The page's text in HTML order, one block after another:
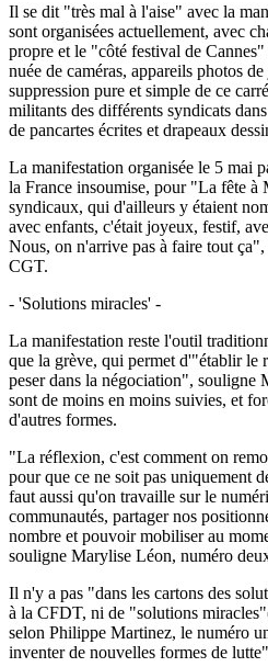
Il se dit "très mal à l'aise" avec la
sont organisées actuellement, avec
propre et le "côté festival de
nuée de caméras, appareils photos
suppression pure et simple de ce
militants des différents syndicats
de pancartes écrites et drapeaux
La manifestation organisée le 5 mai
la France insoumise, pour "La fête à
syndicaux, qui d'ailleurs y étaient
avec enfants, c'était joyeux, festif,
Nous, on n'arrive pas à faire tout
CGT.
- 'Solutions miracles' -
La manifestation reste l'outil
que la grève, qui permet d'"établir le
peser dans la négociation", souligne
sont de moins en moins suivies, et
d'autres formes.
"La réflexion, c'est comment on
pour que ce ne soit pas uniquement
faut aussi qu'on travaille sur le
communautés, partager nos
nombre et pouvoir mobiliser au
souligne Marylise Léon, numéro
Il n'y a pas "dans les cartons des
à la CFDT, ni de "solutions
selon Philippe Martinez, le numéro
inventer de nouvelles formes de